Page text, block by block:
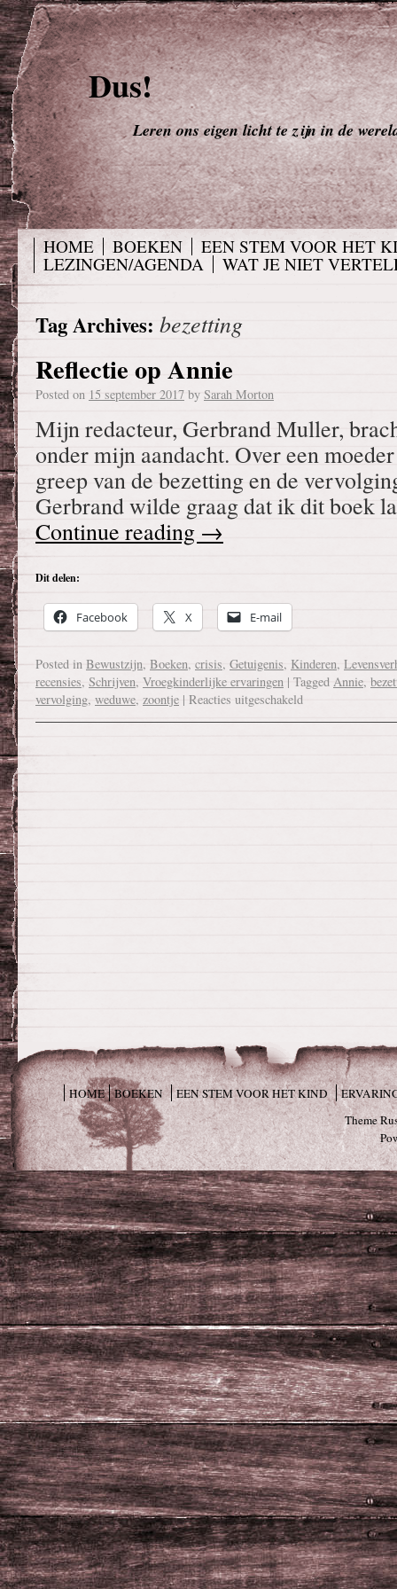
Dus!
Leren ons eigen licht te zijn in de
HOME BOEKEN
EEN STEM VOOR HET
LEZINGEN/AGENDA
WAT JE NIET
Tag Archives: bezetting
Reflectie op Annie
Posted on 15 september 2017 by Sarah Morton
Mijn redacteur, Gerbrand Muller,
onder mijn aandacht. Over een
greep van de bezetting en de
Gerbrand wilde graag dat ik dit boek
Continue reading →
Dit delen:
Facebook X E-mail
Posted in Bewustzijn, Boeken, crisis, Getuigenis, Kinderen,
recensies, Schrijven, Vroegkinderlijke ervaringen | Tagged Annie,
vervolging, weduwe, zoontje | Reacties uitgeschakeld
HOME BOEKEN EEN STEM VOOR HET KIND
Theme